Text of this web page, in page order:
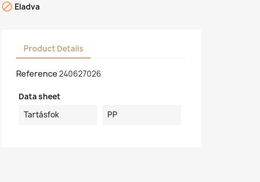
 Eladva
Product Details
Reference240627026
Data sheet
Tartásfok
PP